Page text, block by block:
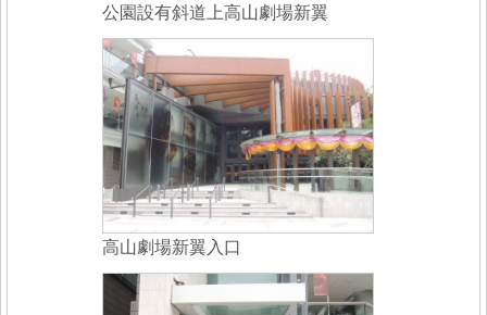
公園設有斜道上高山劇場新翼
高山劇場新翼入口